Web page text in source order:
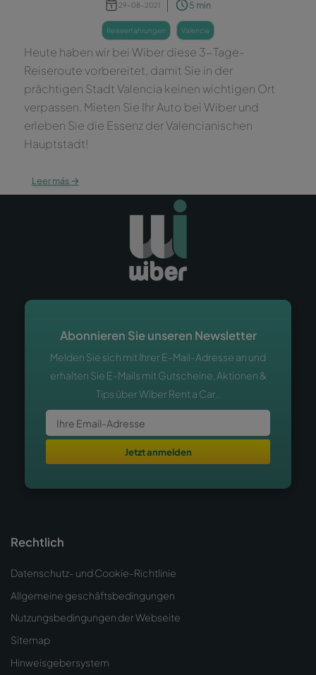
29-08-2021 5 min
reiseerfahrungen valencia
Heute haben wir bei Wiber diese 3-Tage-
Reiseroute vorbereitet, damit Sie in der
prächtigen Stadt Valencia keinen wichtigen Ort
verpassen. Mieten Sie Ihr Auto bei Wiber und
erleben Sie die Essenz der Valencianischen
Hauptstadt!
Leer más →
Abonnieren Sie unseren Newsletter
Melden Sie sich mit Ihrer E-Mail-Adresse an und
erhalten Sie E-Mails mit Gutscheine, Aktionen &
Tips über Wiber Rent a Car..
Jetzt anmelden
Rechtlich
Datenschutz- und Cookie-Richtlinie
Allgemeine geschäftsbedingungen
Nutzungsbedingungen der Webseite
Sitemap
Hinweisgebersystem